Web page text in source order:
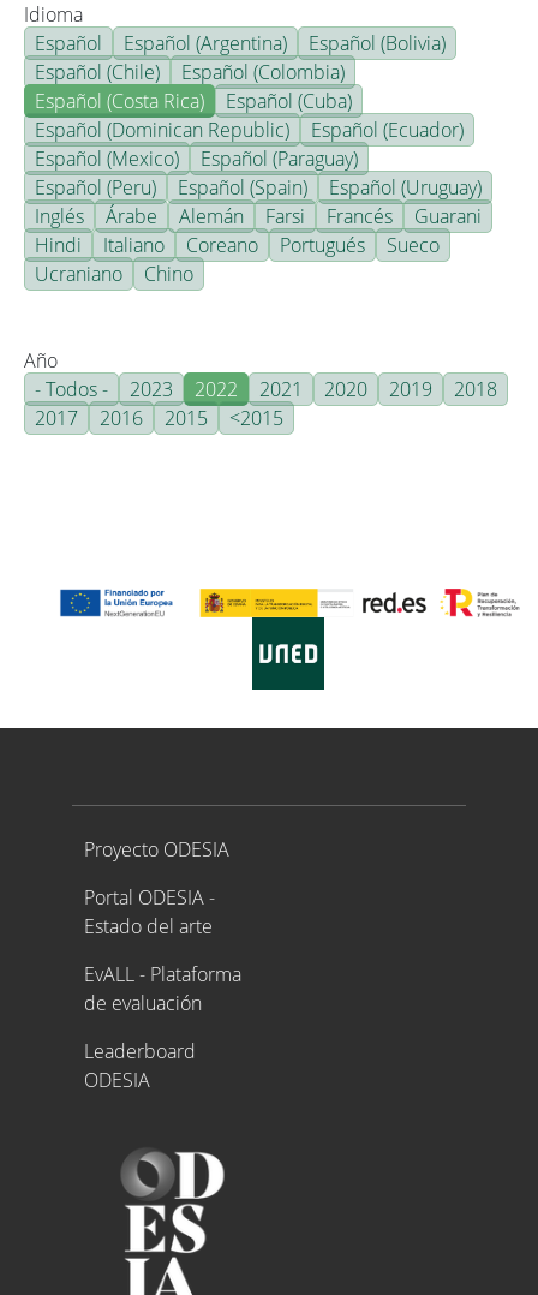
Idioma
Español
Español (Argentina)
Español (Bolivia)
Español (Chile)
Español (Colombia)
Español (Costa Rica)
Español (Cuba)
Español (Dominican Republic)
Español (Ecuador)
Español (Mexico)
Español (Paraguay)
Español (Peru)
Español (Spain)
Español (Uruguay)
Inglés
Árabe Alemán Farsi Francés
Guarani
Hindi
Italiano Coreano Portugués
Sueco
Ucraniano
Chino
Año
- Todos -
2023 2022 2021 2020 2019
2018
2017
2016 2015 <2015
Proyecto ODESIA
Proyecto ODESIA
Portal ODESIA -
Estado del arte
EvALL - Plataforma
de evaluación
Leaderboard
ODESIA